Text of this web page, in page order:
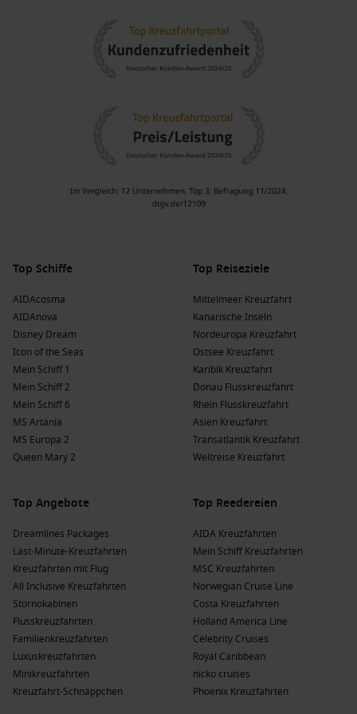
Landschaft bekannt ist.
Kreuzfahrten durchSüdostasienbieten den Reisenden die
Möglichkeit, einige der aufregendsten Städte und
: Ein Inselstaat mit reicher Geschichte und
atemberaubenden Stränden.
Sri Lankaerlauben es den Urlaubern,
: Berühmt für seine tropischen Strände und
dramatischen Landschaften und einer einzigartigen
Tierwelt.
Kreuzfahrten hier bieten die Möglichkeit, die
beeindruckenden
Great Barrier Reefund die Fjorde von
Neuseeland
Australien
: Ein kontinentales Land bekannt für seine
abwechslungsreiche Natur und reiche Kultur.
Kreuzfahrten nach
ermöglichen den Urlaubern
den Zugang zu ikonischen Stätten wie Sydney und
Melbourne
Beliebte Reedereien und ihre Schiffe, die
Melaka besuchen
Oceania Cruises: Oceania Cruises hat eine Flotte von 8, von
denen 3 Melaka ansteuern. Die SchiffeRivieraund
bieten eine exquisite Gastronomie und luxuriöse
Annehmlichkeiten; häufige Abfahrten erfolgen meist von
Singapur oder
Regent Seven Seas Cruises
: Regent Seven Seas Cruises hat
eine Flotte von 6, von denen 2 Melaka besuchen. Die
SchiffeSeven Seas Navigator undSeven Seas Voyager
bieten erstklassigen Service und luxuriöse Erlebnisse;
Top Schiffe
AIDAcosma
AIDAnova
Disney Dream
Icon of the Seas
Mein Schiff 1
Mein Schiff 2
Mein Schiff 6
MS Artania
MS Europa 2
Queen Mary 2
Top Reiseziele
Mittelmeer Kreuzfahrt
Kanarische Inseln
Nordeuropa Kreuzfahrt
Ostsee Kreuzfahrt
Karibik Kreuzfahrt
Donau Flusskreuzfahrt
Rhein Flusskreuzfahrt
Asien Kreuzfahrt
Transatlantik Kreuzfahrt
Weltreise Kreuzfahrt
Top Angebote
Dreamlines Packages
Last-Minute-Kreuzfahrten
Kreuzfahrten mit Flug
All Inclusive Kreuzfahrten
Stornokabinen
Flusskreuzfahrten
Familienkreuzfahrten
Luxuskreuzfahrten
Minikreuzfahrten
Kreuzfahrt-Schnäppchen
Top Reedereien
AIDA Kreuzfahrten
Mein Schiff Kreuzfahrten
MSC Kreuzfahrten
Norwegian Cruise Line
Costa Kreuzfahrten
Holland America Line
Celebrity Cruises
Royal Caribbean
nicko cruises
Phoenix Kreuzfahrten